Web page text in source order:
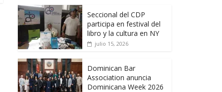
Seccional del CDP
participa en festival del
libro y la cultura en NY
julio 15, 2026
Dominican Bar
Association anuncia
Dominicana Week 2026